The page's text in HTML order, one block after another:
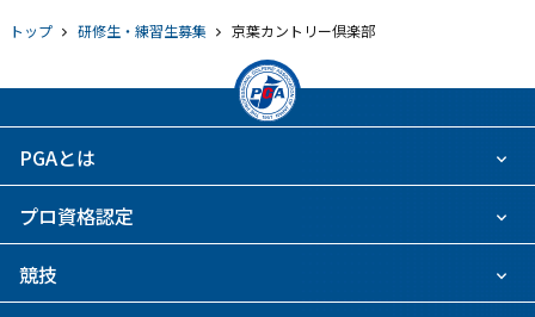
トップ 研修生・練習生募集 京葉カントリー倶楽部
PGAとは
プロ資格認定
競技